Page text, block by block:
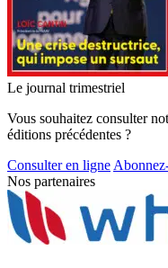
Le journal trimestriel
Vous souhaitez consulter
éditions précédentes ?
Consulter en ligne
Nos partenaires